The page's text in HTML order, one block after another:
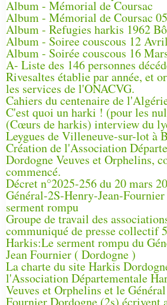
Album - Mémorial de Coursac
Album - Mémorial de Coursac
Album - Refugies harkis 1962
Album - Soiree couscous 12
Album - Soirée couscous 16
A- Liste des 146 personnes
Rivesaltes établie par année, et
les services de l'ONACVG.
Cahiers du centenaire de
C'est quoi un harki ! (pour les
(Cœurs de harkis) interview du
Leygues de Villeneuve-sur-lot à
Création de l'Association
Dordogne Veuves et Orphelins,
commencé.
Décret n°2025-256 du 20 mars
Général-2S-Henry-Jean-
serment rompu
Groupe de travail des
communiqué de presse collectif
Harkis:Le serment rompu du
Jean Fournier ( Dordogne )
La charte du site Harkis
l'Association Départementale
Veuves et Orphelins et le
Fournier Dordogne (2s) écrivent